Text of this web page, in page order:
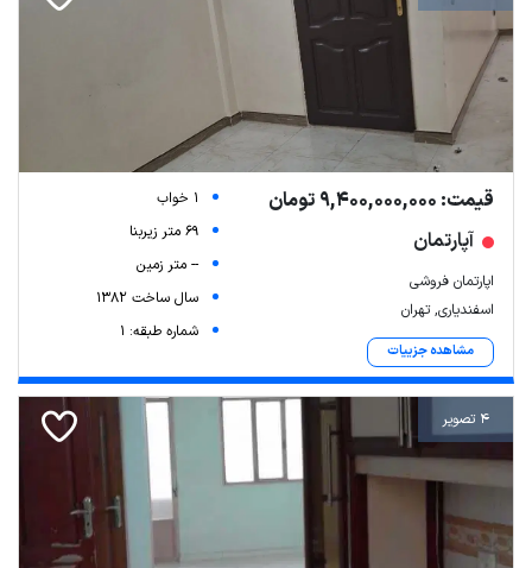
قیمت: 9,400,000,000 تومان
آپارتمان
اپارتمان فروشی
اسفندیاری, تهران
مشاهده جزییات
1 خواب
69 متر زیربنا
-- متر زمین
سال ساخت 1382
شماره طبقه: 1
4 تصویر